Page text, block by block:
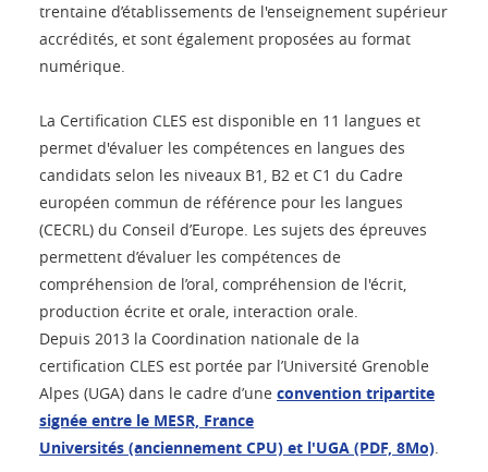
trentaine d’établissements de l'enseignement supérieur
accrédités, et sont également proposées au format
numérique.
La Certification CLES est disponible en 11 langues et
permet d'évaluer les compétences en langues des
candidats selon les niveaux B1, B2 et C1 du Cadre
européen commun de référence pour les langues
(CECRL) du Conseil d’Europe. Les sujets des épreuves
permettent d’évaluer les compétences de
compréhension de l’oral, compréhension de l'écrit,
production écrite et orale, interaction orale.
Depuis 2013 la Coordination nationale de la
certification CLES est portée par l’Université Grenoble
Alpes (UGA) dans le cadre d’une convention tripartite
signée entre le MESR, France
Universités (anciennement CPU) et l'UGA (PDF, 8Mo).